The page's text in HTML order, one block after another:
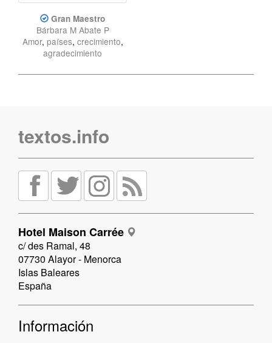
Gran Maestro
Bárbara M Abate P
Amor, países, crecimiento,
agradecimiento
textos.info
Hotel Maison Carrée
c/ des Ramal, 48
07730 Alayor - Menorca
Islas Baleares
España
Información